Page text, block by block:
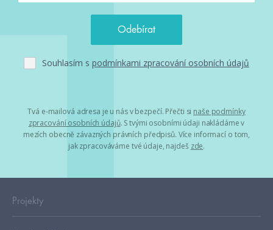
Souhlasím s podmínkami zpracování osobních údajů
Tvá e-mailová adresa je u nás v bezpečí. Přečti si naše podmínky
zpracování osobních údajů. S tvými osobními údaji nakládáme v
mezích obecně závazných právních předpisů. Více informací o tom,
jak zpracováváme tvé údaje, najdeš zde.
Projekty